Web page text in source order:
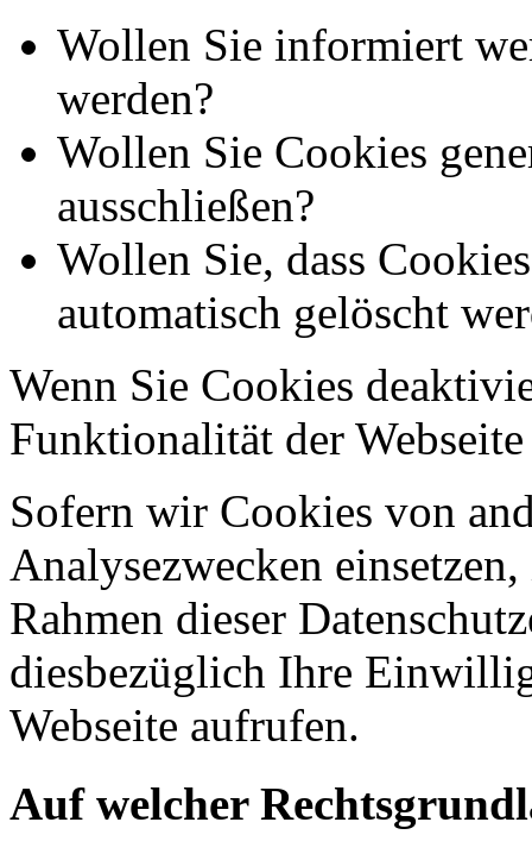
Wollen Sie informiert
werden?
Wollen Sie Cookies
ausschließen?
Wollen Sie, dass
automatisch gelöscht
Wenn Sie Cookies
Funktionalität der
Sofern wir Cookies von
Analysezwecken
Rahmen dieser
diesbezüglich Ihre
Webseite aufrufen.
Auf welcher